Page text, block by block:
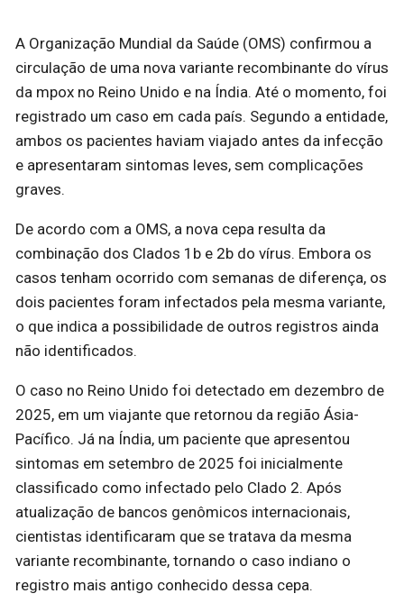
A Organização Mundial da Saúde (OMS) confirmou a
circulação de uma nova variante recombinante do vírus
da mpox no Reino Unido e na Índia. Até o momento, foi
registrado um caso em cada país. Segundo a entidade,
ambos os pacientes haviam viajado antes da infecção
e apresentaram sintomas leves, sem complicações
graves.
De acordo com a OMS, a nova cepa resulta da
combinação dos Clados 1b e 2b do vírus. Embora os
casos tenham ocorrido com semanas de diferença, os
dois pacientes foram infectados pela mesma variante,
o que indica a possibilidade de outros registros ainda
não identificados.
O caso no Reino Unido foi detectado em dezembro de
2025, em um viajante que retornou da região Ásia-
Pacífico. Já na Índia, um paciente que apresentou
sintomas em setembro de 2025 foi inicialmente
classificado como infectado pelo Clado 2. Após
atualização de bancos genômicos internacionais,
cientistas identificaram que se tratava da mesma
variante recombinante, tornando o caso indiano o
registro mais antigo conhecido dessa cepa.